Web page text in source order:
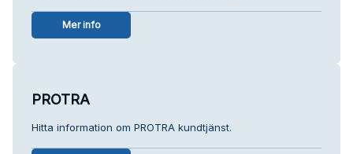
Mer info
PROTRA
Hitta information om PROTRA kundtjänst.